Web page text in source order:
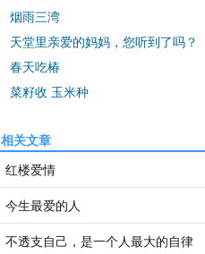
烟雨三湾
天堂里亲爱的妈妈，您听到了吗？
春天吃椿
菜籽收 玉米种
相关文章
红楼爱情
今生最爱的人
不透支自己，是一个人最大的自律